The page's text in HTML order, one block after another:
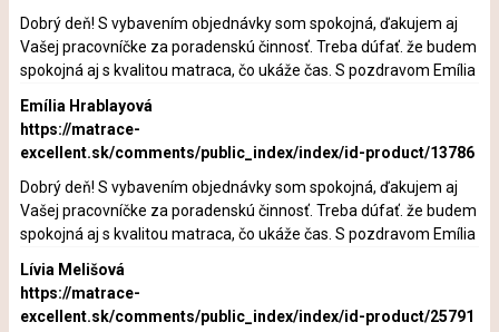
Dobrý deň! S vybavením objednávky som spokojná, ďakujem aj
Vašej pracovníčke za poradenskú činnosť. Treba dúfať. že budem
spokojná aj s kvalitou matraca, čo ukáže čas. S pozdravom Emília
Emília Hrablayová
https://matrace-
excellent.sk/comments/public_index/index/id-product/13786
Dobrý deň! S vybavením objednávky som spokojná, ďakujem aj
Vašej pracovníčke za poradenskú činnosť. Treba dúfať. že budem
spokojná aj s kvalitou matraca, čo ukáže čas. S pozdravom Emília
Lívia Melišová
https://matrace-
excellent.sk/comments/public_index/index/id-product/25791